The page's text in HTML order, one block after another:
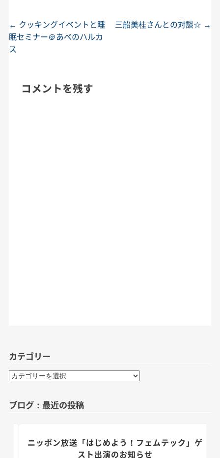
投稿ナビゲーション
← クッキングイベントと睡
眠セミナー＠あべのハルカ
ス
三船美桂さんとの対談☆ →
コメントを残す
カテゴリー
カ
リ
ブログ：最近の投稿
ニッポン放送「はじめよう！フェムテック」ゲ
スト出演のお知らせ